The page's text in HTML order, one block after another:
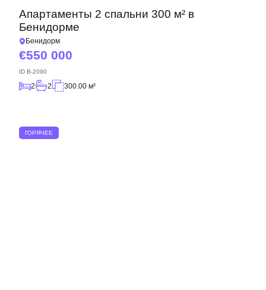
Апартаменты 2 спальни 300 м² в
Бенидорме
Бенидорм
550 000
ID B-2090
2 2 300.00 м²
ГОРЯЧЕЕ